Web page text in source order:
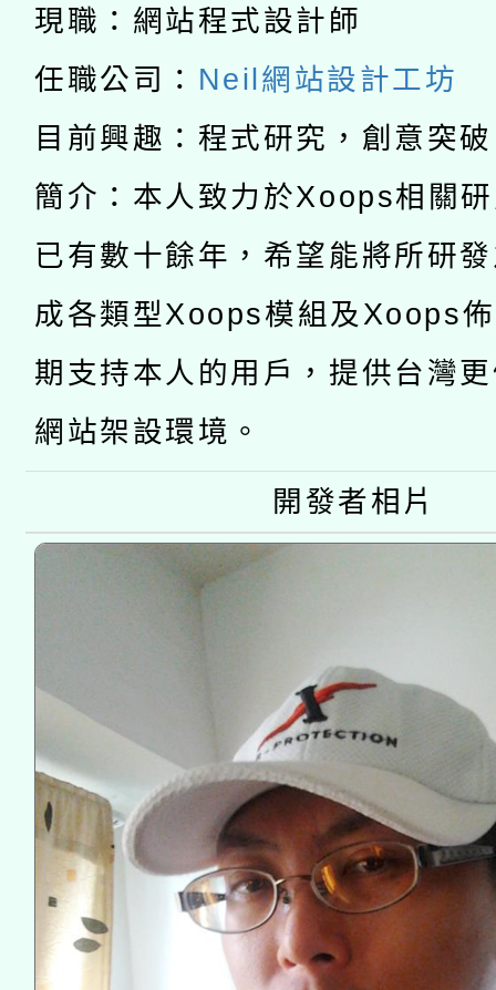
礎課程
A3數位素養講師名單
「數位內容與教學軟體
pilot」
有關大陸委員會函釋公
薪期間赴陸應申請許可
轉知經濟部水利署委託
業技術研究院辦理「
用水績優單位及節水達
動」
115年8月22日(星期六
桃園市孔廟祈福系列
開 智慧啟航」
2026年桃園地景藝術
現職：網站程式設計師
任職公司： Neil網站設計工坊
目前興趣：程式研究，創意突
簡介：本人致力於Xoops相關
已有數十餘年，希望能將所研
成各類型Xoops模組及Xoops
期支持本人的用戶，提供台灣
網站架設環境。
開發者相片